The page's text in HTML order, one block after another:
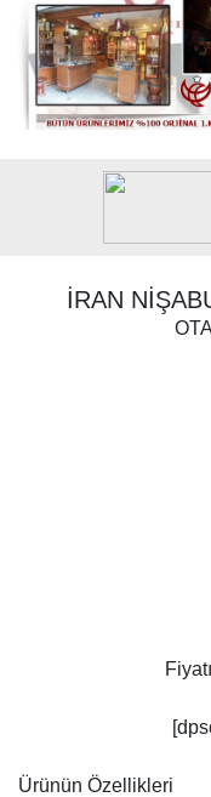
İRAN
Ürünün Özellikleri